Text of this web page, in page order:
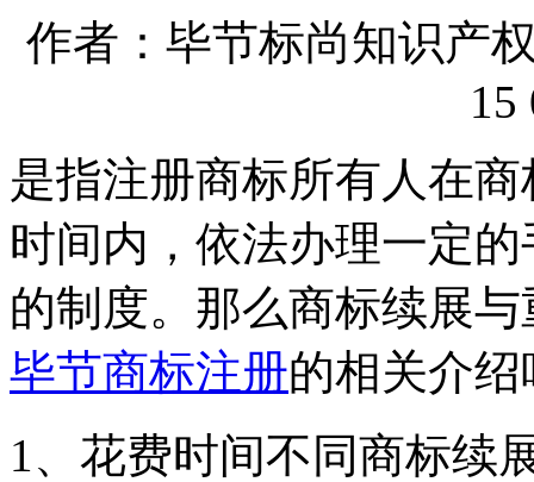
作者：毕节标尚知识产
15
是指注册商标所有人在
时间内，依法办理一定
的制度。那么商标续展
毕节商标注册的相关介绍
1、花费时间不同商标续